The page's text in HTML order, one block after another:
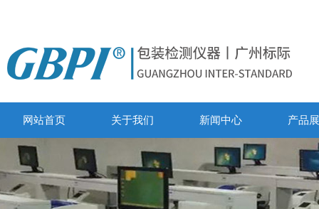
网站首页 关于我们 新闻中心 产品